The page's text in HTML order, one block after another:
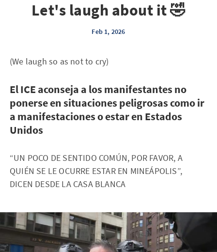
Let's laugh about it 🤣
Feb 1, 2026
(We laugh so as not to cry)
El ICE aconseja a los manifestantes no
ponerse en situaciones peligrosas como ir
a manifestaciones o estar en Estados
Unidos
“UN POCO DE SENTIDO COMÚN, POR FAVOR, A
QUIÉN SE LE OCURRE ESTAR EN MINEÁPOLIS”,
DICEN DESDE LA CASA BLANCA